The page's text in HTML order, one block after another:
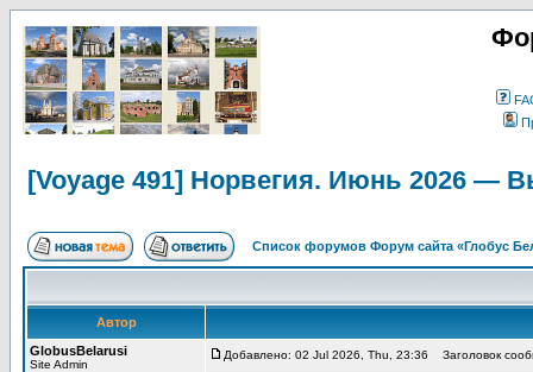
[Voyage 491] Норвегия. Июнь 2026 —
Список форумов Форум сайта «Глобус
Автор
GlobusBelarusi
Site Admin
Добавлено: 02 Jul 2026, Thu, 23:36 Заголовок